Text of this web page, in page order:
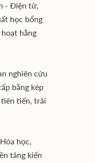
- Điện tử,
học bổng
hằng
nghiên cứu
bằng kép
tiến, trải
học,
tảng kiến